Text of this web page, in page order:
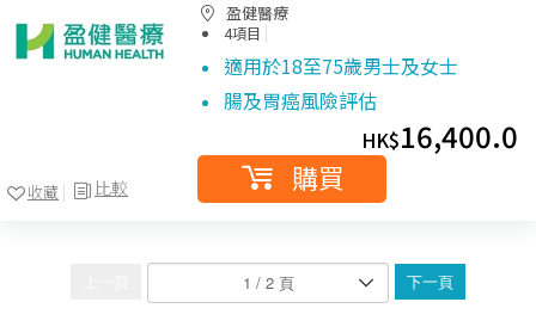
比較
收藏
盈健醫療
4項目 |
適用於18至75歲男士及女士
腸及胃癌風險評估
HK$16,400.0
購買
下一頁